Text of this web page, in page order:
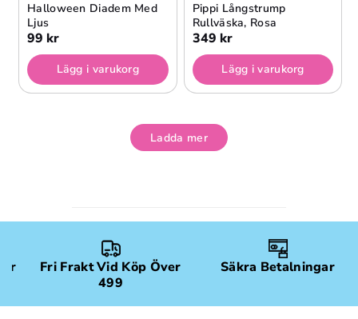
Halloween Diadem Med
Ljus
99 kr
Lägg i varukorg
Pippi Långstrump
Rullväska, Rosa
349 kr
Lägg i varukorg
Ladda mer
Fri Frakt Vid Köp Över
499
Säkra Betalningar